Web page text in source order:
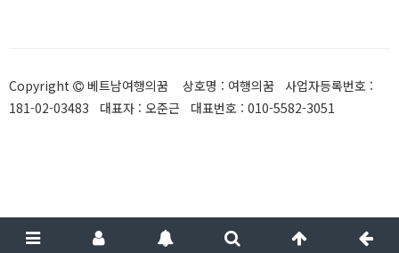
Copyright
베트남여행의꿈 상호명 : 여행의꿈 사업자등록번호 :
181-02-03483 대표자 : 오준근 대표번호 : 010-5582-3051